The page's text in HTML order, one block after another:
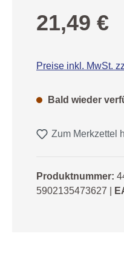
Regulärer Preis:
21,49 €
Preise inkl. MwSt.
Bald wieder
Zum Merkzettel
Produktnummer:
5902135473627